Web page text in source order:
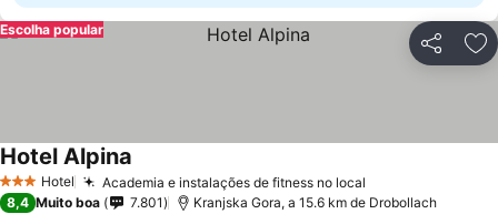
Partilhar
Escolha popular
3 EstrelasHotel Academia e instalações de fitness no local
Hotel Alpina
8,4 Muito boa 7.801 Kranjska Gora, a 15.6 km de Drobollach